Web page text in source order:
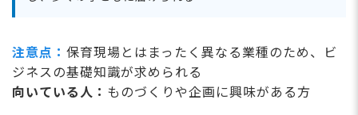
注意点： 保育現場とはまったく異なる業種のため、ビ
ジネスの基礎知識が求められる
向いている人： ものづくりや企画に興味がある方